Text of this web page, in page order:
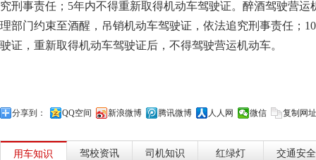
究刑事责任；5年内不得重新取得机动车驾驶证。醉酒驾驶营
理部门约束至酒醒，吊销机动车驾驶证，依法追究刑事责任；
驶证，重新取得机动车驾驶证后，不得驾驶营运机动车。
分享到： QQ空间 新浪微博 腾讯微博 人人网 微信 复制网址
用车知识 驾校资讯 司机知识 红绿灯 交通安全